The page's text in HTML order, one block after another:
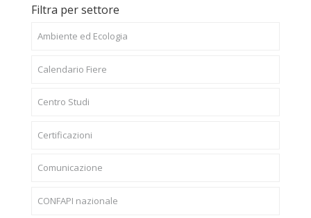
Filtra per settore
Ambiente ed Ecologia
Calendario Fiere
Centro Studi
Certificazioni
Comunicazione
CONFAPI nazionale